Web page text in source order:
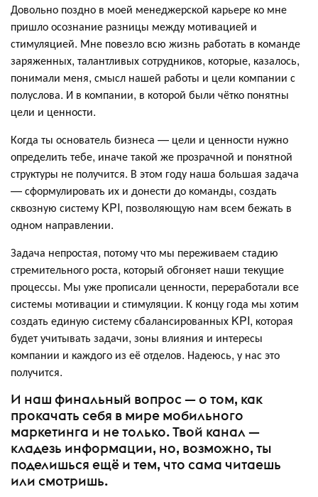
Довольно поздно в моей менеджерской карьере ко мне
пришло осознание разницы между мотивацией и
стимуляцией. Мне повезло всю жизнь работать в команде
заряженных, талантливых сотрудников, которые, казалось,
понимали меня, смысл нашей работы и цели компании с
полуслова. И в компании, в которой были чётко понятны
цели и ценности.
Когда ты основатель бизнеса — цели и ценности нужно
определить тебе, иначе такой же прозрачной и понятной
структуры не получится. В этом году наша большая задача
— сформулировать их и донести до команды, создать
сквозную систему KPI, позволяющую нам всем бежать в
одном направлении.
Задача непростая, потому что мы переживаем стадию
стремительного роста, который обгоняет наши текущие
процессы. Мы уже прописали ценности, переработали все
системы мотивации и стимуляции. К концу года мы хотим
создать единую систему сбалансированных KPI, которая
будет учитывать задачи, зоны влияния и интересы
компании и каждого из её отделов. Надеюсь, у нас это
получится.
И наш финальный вопрос — о том, как
прокачать себя в мире мобильного
маркетинга и не только. Твой канал —
кладезь информации, но, возможно, ты
поделишься ещё и тем, что сама читаешь
или смотришь.